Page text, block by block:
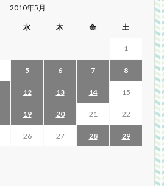
2010年5月
水 木 金 土
1
5 6 7 8
12 13 14 15
19 20 21 22
26 27 28 29